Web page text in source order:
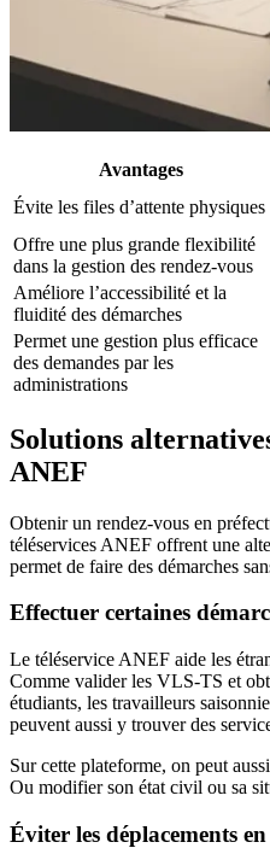
Avantages
Évite les files d’attente physiques
Offre une plus grande flexibilité
dans la gestion des rendez-vous
Améliore l’accessibilité et la
fluidité des démarches
Permet une gestion plus efficace
des demandes par les
administrations
Solutions
ANEF
Obtenir un rendez-vous en
téléservices ANEF offrent une
permet de faire des démarches
Effectuer certaines
Le téléservice ANEF aide les
Comme valider les VLS-TS et
étudiants, les travailleurs
peuvent aussi y trouver des
Sur cette plateforme, on peut
Ou modifier son état civil ou sa
Éviter les déplacements